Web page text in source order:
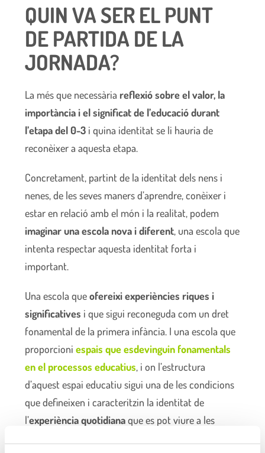
QUIN VA SER EL PUNT
DE PARTIDA DE LA
JORNADA?
La més que necessària reflexió sobre el valor, la
importància i el significat de l’educació durant
l’etapa del 0-3 i quina identitat se li hauria de
reconèixer a aquesta etapa.
Concretament, partint de la identitat dels nens i
nenes, de les seves maners d’aprendre, conèixer i
estar en relació amb el món i la realitat, podem
imaginar una escola nova i diferent, una escola que
intenta respectar aquesta identitat forta i
important.
Una escola queofereixi experiències riques i
significatives i que sigui reconeguda com un dret
fonamental de la primera infància. I una escola que
proporcioniespais que esdevinguin fonamentals
en el processos educatius, i on l’estructura
d’aquest espai educatiu sigui una de les condicions
que defineixen i caracteritzin la identitat de
l’experiència quotidianaque es pot viure a les